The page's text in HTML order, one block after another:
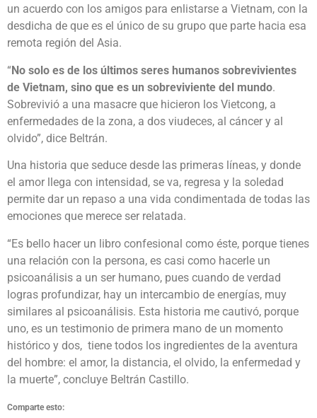
un acuerdo con los amigos para enlistarse a Vietnam, con la
desdicha de que es el único de su grupo que parte hacia esa
remota región del Asia.
“No solo es de los últimos seres humanos sobrevivientes
de Vietnam, sino que es un sobreviviente del mundo.
Sobrevivió a una masacre que hicieron los Vietcong, a
enfermedades de la zona, a dos viudeces, al cáncer y al
olvido”, dice Beltrán.
Una historia que seduce desde las primeras líneas, y donde
el amor llega con intensidad, se va, regresa y la soledad
permite dar un repaso a una vida condimentada de todas las
emociones que merece ser relatada.
“Es bello hacer un libro confesional como éste, porque tienes
una relación con la persona, es casi como hacerle un
psicoanálisis a un ser humano, pues cuando de verdad
logras profundizar, hay un intercambio de energías, muy
similares al psicoanálisis. Esta historia me cautivó, porque
uno, es un testimonio de primera mano de un momento
histórico y dos, tiene todos los ingredientes de la aventura
del hombre: el amor, la distancia, el olvido, la enfermedad y
la muerte”, concluye Beltrán Castillo.
Comparte esto: